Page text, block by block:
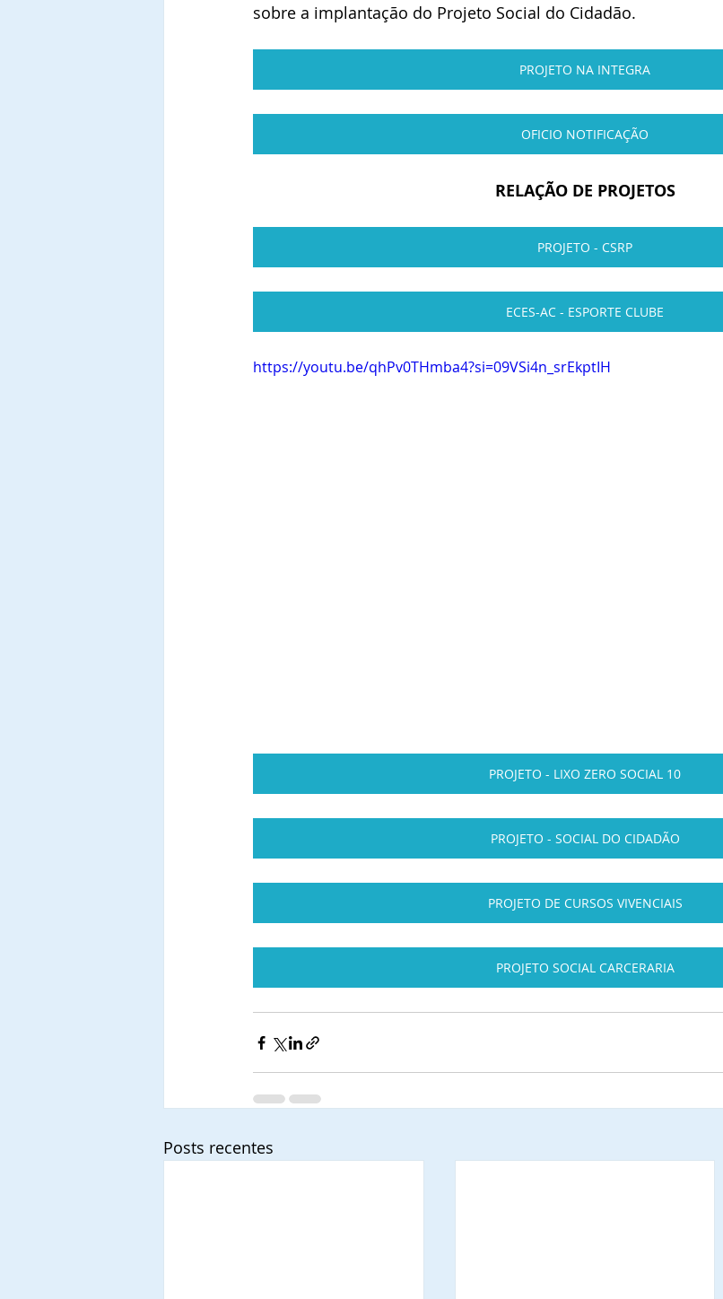
sobre a implantação do Projeto Social do Cidadão.
PROJETO NA INTEGRA
OFICIO NOTIFICAÇÃO
RELAÇÃO DE PROJETOS
PROJETO - CSRP
ECES-AC - ESPORTE CLUBE
https://youtu.be/qhPv0THmba4?si=09VSi4n_srEkptIH
PROJETO - LIXO ZERO SOCIAL 10
PROJETO - SOCIAL DO CIDADÃO
PROJETO DE CURSOS VIVENCIAIS
PROJETO SOCIAL CARCERARIA
Posts recentes